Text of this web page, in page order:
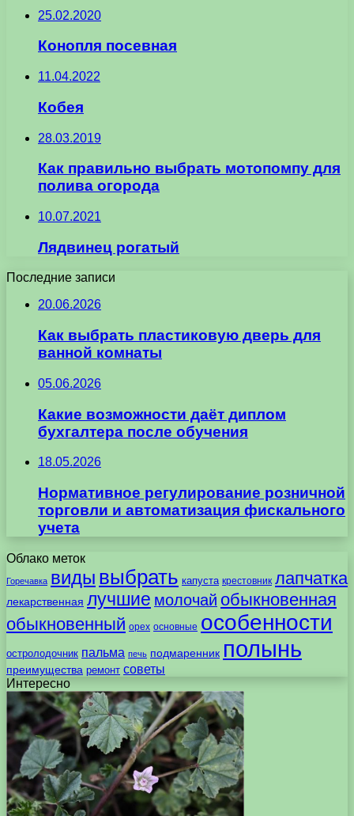
25.02.2020
Конопля посевная
11.04.2022
Кобея
28.03.2019
Как правильно выбрать мотопомпу для
полива огорода
10.07.2021
Лядвинец рогатый
Последние записи
20.06.2026
Как выбрать пластиковую дверь для
ванной комнаты
05.06.2026
Какие возможности даёт диплом
бухгалтера после обучения
18.05.2026
Нормативное регулирование розничной
торговли и автоматизация фискального
учета
Облако меток
Горечавка виды выбрать капуста крестовник лапчатка
лекарственная лучшие молочай обыкновенная
обыкновенный орех основные особенности
остролодочник пальма печь подмаренник полынь
преимущества ремонт советы
Интересно